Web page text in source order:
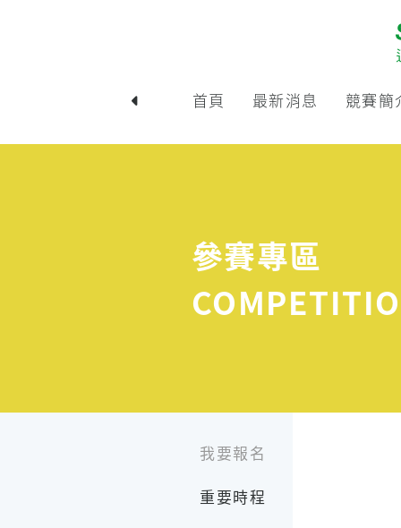
首頁 最新消息 競賽簡
參賽專區
我要報名
重要時程